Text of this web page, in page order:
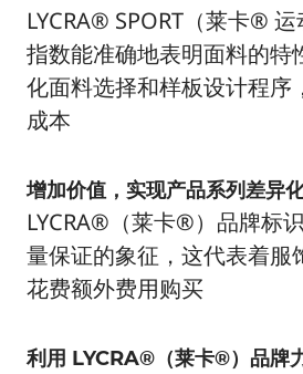
LYCRA® SPORT（莱卡®
指数能准确地表明面料的特
化面料选择和样板设计程序
成本
增加价值，实现产品系列差异
LYCRA®（莱卡®）品牌标
量保证的象征，这代表着服
花费额外费用购买
利用 LYCRA®（莱卡®）品牌